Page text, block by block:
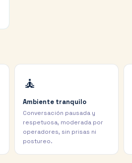
🧘
Ambiente tranquilo
Conversación pausada y
respetuosa, moderada por
operadores, sin prisas ni
postureo.